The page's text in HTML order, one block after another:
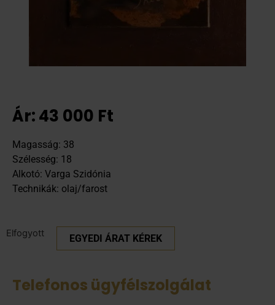
Ár:43 000 Ft
Magasság: 38
Szélesség: 18
Alkotó: Varga Szidónia
Technikák: olaj/farost
Elfogyott EGYEDI ÁRAT KÉREK
Telefonos ügyfélszolgálat